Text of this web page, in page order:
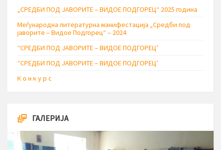
„СРЕДБИ ПОД ЈАВОРИТЕ – ВИДОЕ ПОДГОРЕЦ“ 2025 година
Меѓународна литературна манифестација „Средби под
јаворите – Видое Подгорец“ – 2024
“СРЕДБИ ПОД ЈАВОРИТЕ – ВИДОЕ ПОДГОРЕЦ’
“СРЕДБИ ПОД ЈАВОРИТЕ – ВИДОЕ ПОДГОРЕЦ’
К о н к у р с
ГАЛЕРИЈА